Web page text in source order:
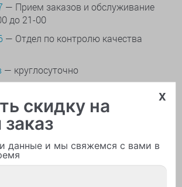
— Прием заказов и обслуживание
до 21-00
— Отдел по контролю качества
— круглосуточно
изменения
менеджеру на
предложения,
руководству наotzyv@sharlot.ru
x
скидку на
данные и мы свяжемся с вами в